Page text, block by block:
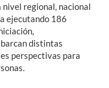
nivel regional, nacional
ejecutando 186
distintas
perspectivas para